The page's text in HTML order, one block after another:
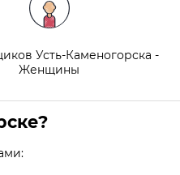
Усть-Каменогорска -
Женщины